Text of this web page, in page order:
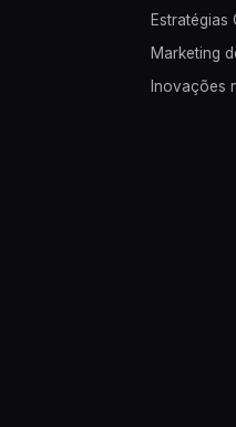
Estratégias
Marketing
Inovações